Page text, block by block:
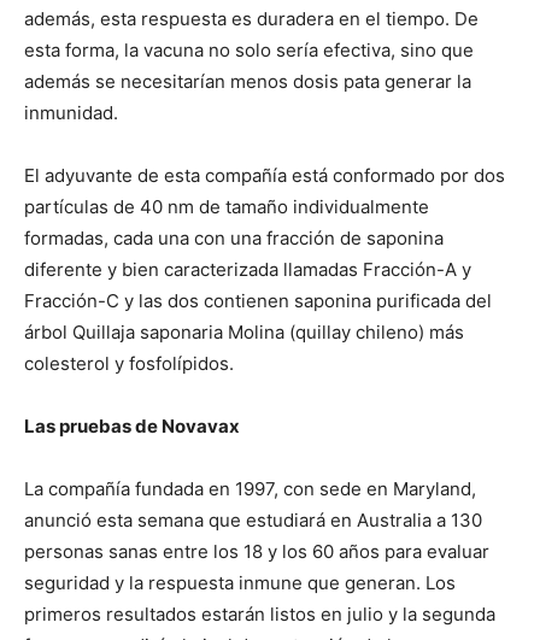
además, esta respuesta es duradera en el tiempo. De
esta forma, la vacuna no solo sería efectiva, sino que
además se necesitarían menos dosis pata generar la
inmunidad.
El adyuvante de esta compañía está conformado por dos
partículas de 40 nm de tamaño individualmente
formadas, cada una con una fracción de saponina
diferente y bien caracterizada llamadas Fracción-A y
Fracción-C y las dos contienen saponina purificada del
árbol Quillaja saponaria Molina (quillay chileno) más
colesterol y fosfolípidos.
Las pruebas de Novavax
La compañía fundada en 1997, con sede en Maryland,
anunció esta semana que estudiará en Australia a 130
personas sanas entre los 18 y los 60 años para evaluar
seguridad y la respuesta inmune que generan. Los
primeros resultados estarán listos en julio y la segunda